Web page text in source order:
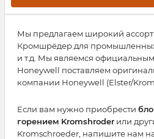
Мы предлагаем широкий
Кромшрёдер для
и т.д. Мы являемся
Honeywell поставляем
компании Honeywell (Elster/
Если вам нужно приобрести
горением Kromshroder или
Kromschroeder, напишите нам